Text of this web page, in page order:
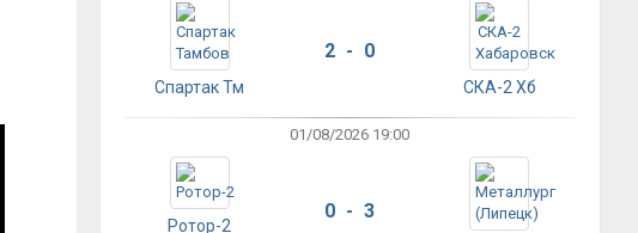
Спартак Тм
2 - 0
СКА-2 Хб
01/08/2026 19:00
Ротор-2
0 - 3